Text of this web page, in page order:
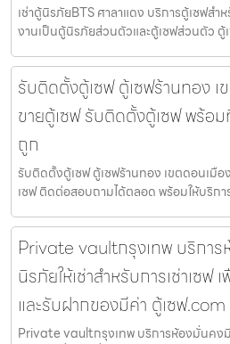
เช่าตู้นิรภัยBTS ศาลาแดง บริการตู้เซฟสำ
งานเป็นตู้นิรภัยส่วนตัวและตู้เซฟส่วนตัว ตู้
รับติดตั้งตู้เซฟ ตู้เซฟร้านทอง เ
ขายตู้เซฟ รับติดตั้งตู้เซฟ พร้อ
ถูก
รับติดตั้งตู้เซฟ ตู้เซฟร้านทอง เขตดอนเมื
เซฟ ติดต่อสอบถามได้ตลอด พร้อมให้บริกา
Private vaultกรุงเทพ บริกา
นิรภัยให้เช่าสำหรับการเช่าเซฟ
และรับฝากของมีค่า ตู้เซฟ.com
Private vaultกรุงเทพ บริการห้องมั่นคง